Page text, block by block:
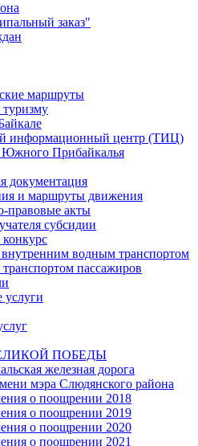
заказ"
маршруты
информационный центр (ТИЦ)
Прибайкалья
документация
и маршруты движения
правовые акты
субсидии
внутренним водным транспортом
пассажиров
ПОБЕДЫ
железная дорога
мэра Слюдянского района
о поощрении 2018
о поощрении 2019
о поощрении 2020
о поощрении 2021